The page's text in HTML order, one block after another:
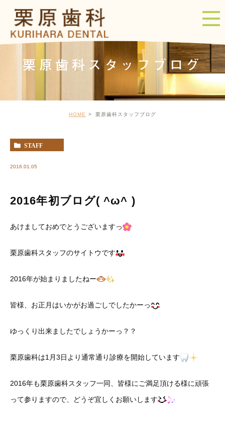
栗原歯科スタッフブログ
HOME 栗原歯科スタッフブログ
STAFF
2016.01.05
2016年初ブログ( ^ω^ )
あけましておめでとうございますっ
栗原歯科スタッフのサイトウです
2016年が始まりましたねー
皆様、お正月はいかがお過ごしでしたかーっ
ゆっくり出来ましたでしょうかーっ？？
栗原歯科は1月3日より通常通り診療を開始しています
2016年も栗原歯科スタッフ一同、皆様にご満足頂ける様に頑張
って参りますので、どうぞ宜しくお願いします